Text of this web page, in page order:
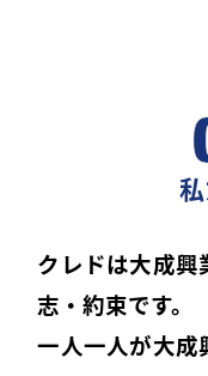
クレドは大成興
志・約束です。
一人一人が大成